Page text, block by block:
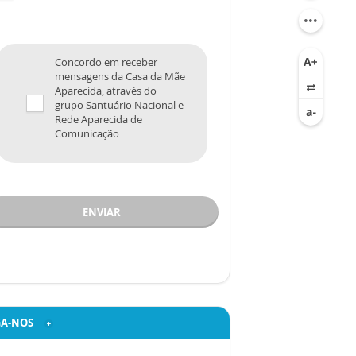
Concordo em receber
mensagens da Casa da Mãe
Aparecida, através do
grupo Santuário Nacional e
Rede Aparecida de
Comunicação
ENVIAR
NOS